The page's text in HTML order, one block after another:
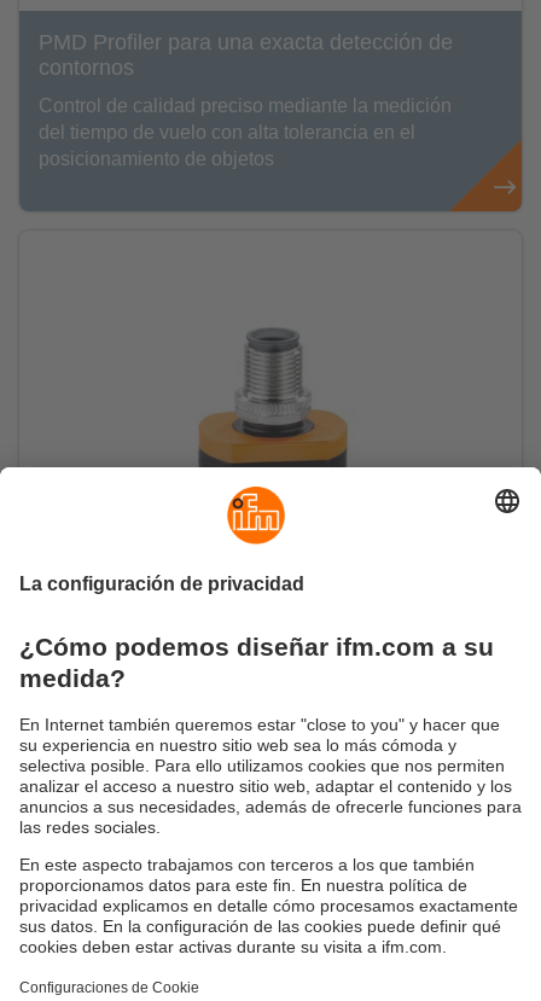
PMD Profiler para una exacta detección de
contornos
Control de calidad preciso mediante la medición
del tiempo de vuelo con alta tolerancia en el
posicionamiento de objetos
Conector Bluetooth en línea IO-Link
Visualización de información adicional a través
de IO-Link, también accesible a través de un
smartphone
Sostenibilidad